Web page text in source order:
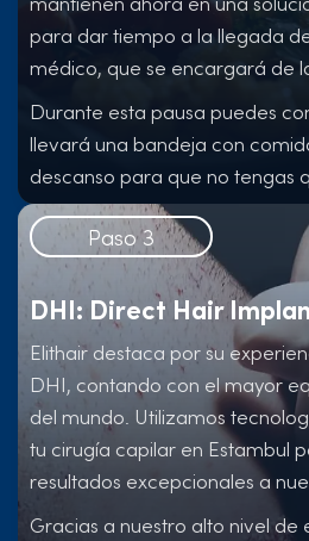
para dar tiempo a la llegada
médico, que se encargará de
Durante esta pausa puedes
llevará una bandeja con
descanso para que no tengas
Paso 3
DHI: Direct Hair
Elithair destaca por su
DHI, contando con el mayor
del mundo. Utilizamos
tu cirugía capilar en Estambul
resultados excepcionales a
Gracias a nuestro alto nivel de